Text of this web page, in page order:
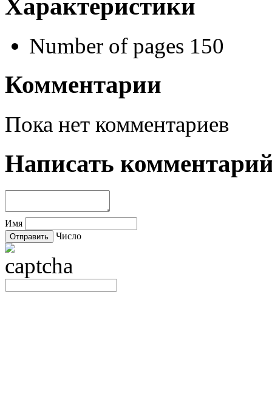
Характеристики
Number of pages 150
Комментарии
Пока нет комментариев
Написать
Имя
Число